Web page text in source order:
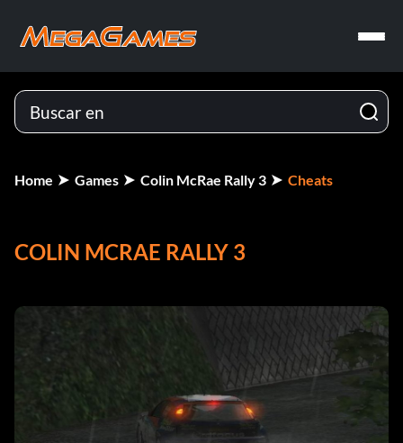
Home Games Colin McRae Rally 3 Cheats
COLIN MCRAE RALLY 3